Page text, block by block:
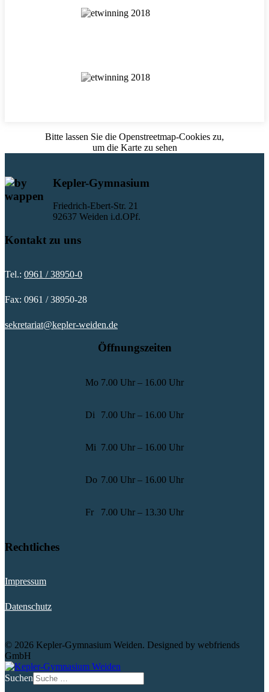
Bitte lassen Sie die Openstreetmap-Cookies zu,
um die Karte zu sehen
Kepler-Gymnasium
Friedrich-Ebert-Str. 21
92637 Weiden i.d.OPf.
Kontakt zu uns
Tel.: 0961 / 38950-0
Fax: 0961 / 38950-28
sekretariat@kepler-weiden.de
Öffnungszeiten
Mo 7.00 Uhr – 16.00 Uhr
Di 7.00 Uhr – 16.00 Uhr
Mi 7.00 Uhr – 16.00 Uhr
Do 7.00 Uhr – 16.00 Uhr
Fr 7.00 Uhr – 13.30 Uhr
Rechtliches
Impressum
Datenschutz
© 2026 Kepler-Gymnasium Weiden. Designed by webfriends
GmbH
Suchen